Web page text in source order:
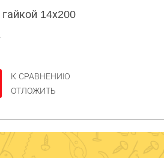
14х200
К СРАВНЕНИЮ
ОТЛОЖИТЬ